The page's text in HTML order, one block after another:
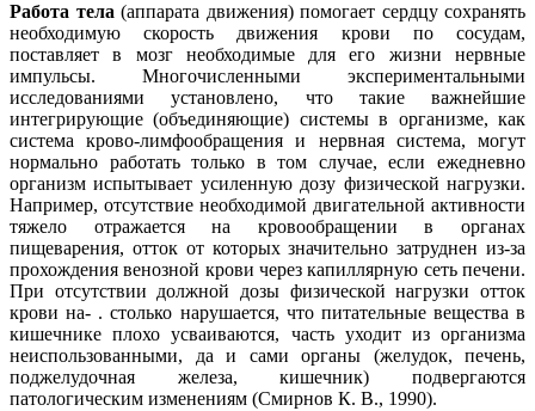
Работа тела(аппарата движения) помогает сердцу сохранять
необходимую скорость движения крови по сосудам,
поставляет в мозг необходимые для его жизни нервные
импульсы. Многочисленными экспериментальными
исследованиями установлено, что такие важнейшие
интегрирующие (объединяющие) системы в организме, как
система крово-лимфообращения и нервная система, могут
нормально работать только в том случае, если ежедневно
организм испытывает усиленную дозу физической нагрузки.
Например, отсутствие необходимой двигательной активности
тяжело отражается на кровообращении в органах
пищеварения, отток от которых значительно затруднен из-за
прохождения венозной крови через капиллярную сеть печени.
При отсутствии должной дозы физической нагрузки отток
крови на- . столько нарушается, что питательные вещества в
кишечнике плохо усваиваются, часть уходит из организма
неиспользованными, да и сами органы (желудок, печень,
поджелудочная железа, кишечник) подвергаются
патологическим изменениям (Смирнов К. В., 1990).